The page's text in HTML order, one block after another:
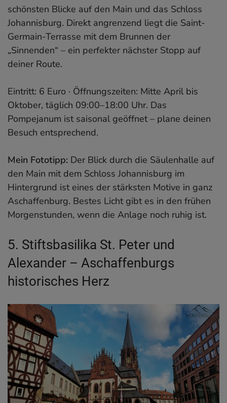
schönsten Blicke auf den Main und das Schloss
Johannisburg. Direkt angrenzend liegt die Saint-
Germain-Terrasse mit dem Brunnen der
„Sinnenden“ – ein perfekter nächster Stopp auf
deiner Route.
Eintritt: 6 Euro · Öffnungszeiten: Mitte April bis
Oktober, täglich 09:00–18:00 Uhr. Das
Pompejanum ist saisonal geöffnet – plane deinen
Besuch entsprechend.
Mein Fototipp: Der Blick durch die Säulenhalle auf
den Main mit dem Schloss Johannisburg im
Hintergrund ist eines der stärksten Motive in ganz
Aschaffenburg. Bestes Licht gibt es in den frühen
Morgenstunden, wenn die Anlage noch ruhig ist.
5. Stiftsbasilika St. Peter und
Alexander – Aschaffenburgs
historisches Herz